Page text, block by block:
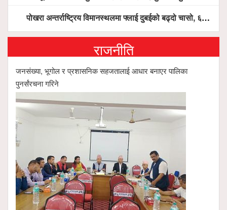
पोखरा अन्तर्राष्ट्रिय विमानस्थलमा फ्लाई दुबईको बढ्दो चासो, ६ घण्टा लामो प्राविधिक निरीक्षणपछि दैनिक उडानको ढोका खुल्दै
राजनीति
जनसंख्या, भूगोल र प्रशासनिक सहजतालाई आधार बनाएर पालिका
पुनर्संरचना गरिने